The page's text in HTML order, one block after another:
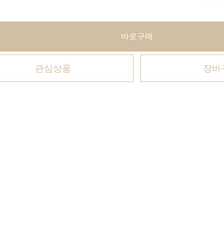
바로구매
관심상품 장바